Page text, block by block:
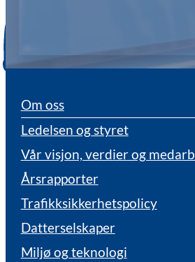
Om oss
Ledelsen og styret
Vår visjon, verdier og
Årsrapporter
Trafikksikkerhetspolicy
Datterselskaper
Miljø og teknologi